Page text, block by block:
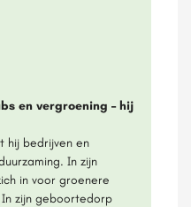
en vergroening – hij
hij bedrijven en
In zijn
in voor groenere
zijn geboortedorp